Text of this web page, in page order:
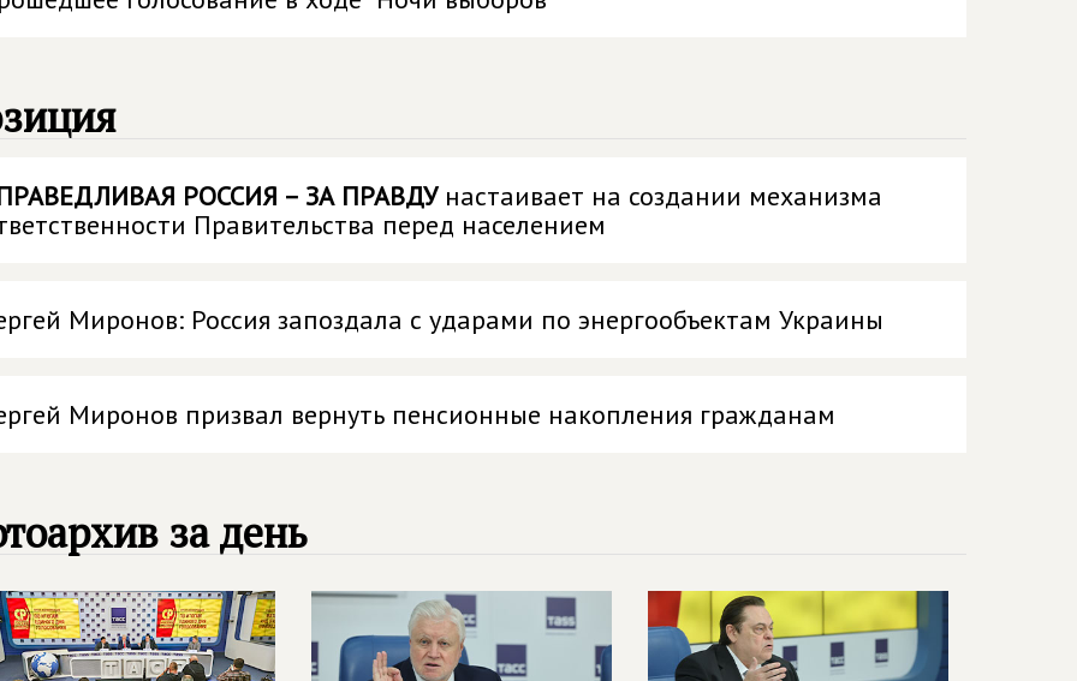
РОССИЯ – ЗА ПРАВДУнастаивает на создании механизма
Правительства перед населением
Миронов: Россия запоздала с ударами по энергообъектам Украины
Миронов призвал вернуть пенсионные накопления гражданам
за день